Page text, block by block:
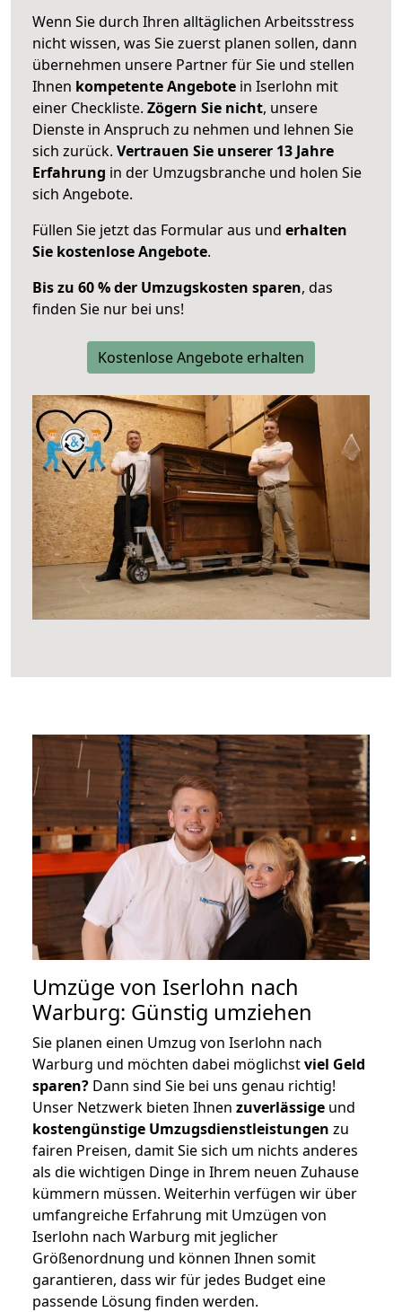
Wenn Sie durch Ihren alltäglichen Arbeitsstress
nicht wissen, was Sie zuerst planen sollen, dann
übernehmen unsere Partner für Sie und stellen
Ihnen kompetente Angebote in Iserlohn mit
einer Checkliste. Zögern Sie nicht, unsere
Dienste in Anspruch zu nehmen und lehnen Sie
sich zurück. Vertrauen Sie unserer 13 Jahre
Erfahrung in der Umzugsbranche und holen Sie
sich Angebote.
Füllen Sie jetzt das Formular aus und erhalten
Sie kostenlose Angebote.
Bis zu 60 % der Umzugskosten sparen, das
finden Sie nur bei uns!
Kostenlose Angebote erhalten
Umzüge von Iserlohn nach
Warburg: Günstig umziehen
Sie planen einen Umzug von Iserlohn nach
Warburg und möchten dabei möglichstviel Geld
sparen? Dann sind Sie bei uns genau richtig!
Unser Netzwerk bieten Ihnen zuverlässige und
kostengünstige Umzugsdienstleistungen zu
fairen Preisen, damit Sie sich um nichts anderes
als die wichtigen Dinge in Ihrem neuen Zuhause
kümmern müssen. Weiterhin verfügen wir über
umfangreiche Erfahrung mit Umzügen von
Iserlohn nach Warburg mit jeglicher
Größenordnung und können Ihnen somit
garantieren, dass wir für jedes Budget eine
passende Lösung finden werden.